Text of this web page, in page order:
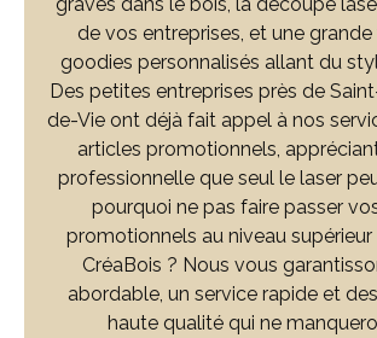
de vos entreprises, et une
goodies personnalisés allant du
Des petites entreprises près de
de-Vie ont déjà fait appel à nos
articles promotionnels,
professionnelle que seul le laser
pourquoi ne pas faire passer
promotionnels au niveau
CréaBois ? Nous vous
abordable, un service rapide et
haute qualité qui ne